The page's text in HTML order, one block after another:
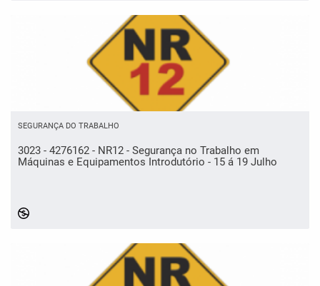
SEGURANÇA DO TRABALHO
3023 - 4276162 - NR12 - Segurança no Trabalho em
Máquinas e Equipamentos Introdutório - 15 á 19 Julho